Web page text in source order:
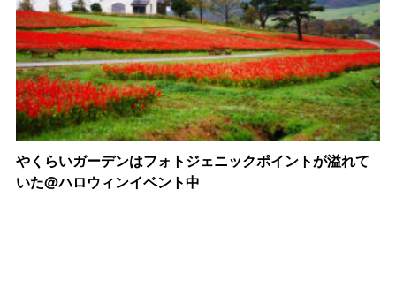
やくらいガーデンはフォトジェニックポイントが溢れて
いた@ハロウィンイベント中